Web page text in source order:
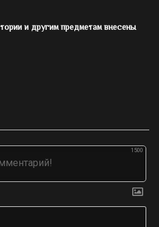
и другим предметам внесены
1500